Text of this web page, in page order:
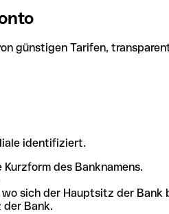
günstigen Tarifen,
identifiziert.
des Banknamens.
sich der Hauptsitz der Bank
Bank.